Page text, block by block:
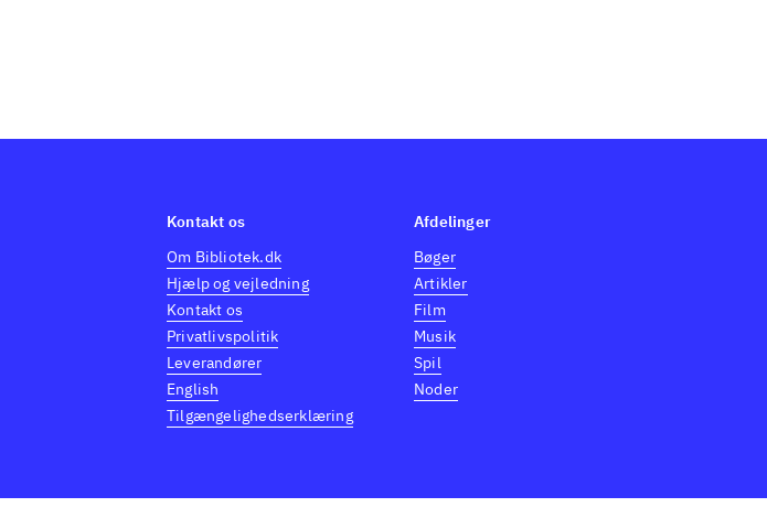
Kontakt os
Om Bibliotek.dk
Hjælp og vejledning
Kontakt os
Privatlivspolitik
Leverandører
English
Tilgængelighedserklæring
Afdelinger
Bøger
Artikler
Film
Musik
Spil
Noder